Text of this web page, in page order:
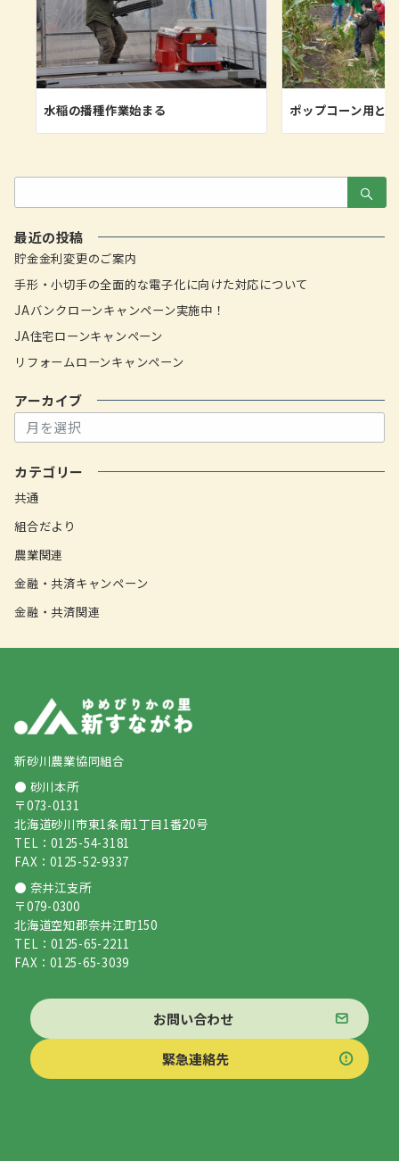
水稲の播種作業始まる ポップコーン用と
索：
最近の投稿
貯金金利変更のご案内
手形・小切手の全面的な電子化に向けた対応について
JAバンクローンキャンペーン実施中！
JA住宅ローンキャンペーン
リフォームローンキャンペーン
アーカイブ
ー
イ
ブ
カテゴリー
共通
組合だより
農業関連
金融・共済キャンペーン
金融・共済関連
新砂川農業協同組合
● 砂川本所
〒073-0131
北海道砂川市東1条南1丁目1番20号
TEL：0125-54-3181
FAX：0125-52-9337
● 奈井江支所
〒079-0300
北海道空知郡奈井江町150
TEL：0125-65-2211
FAX：0125-65-3039
お問い合わせ
緊急連絡先